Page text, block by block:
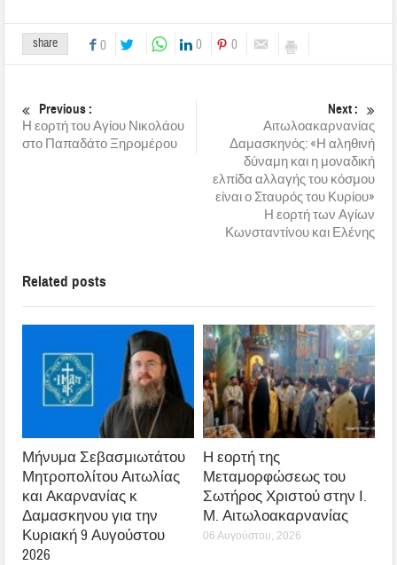
share 0 0 0
Previous :
Η εορτή του Αγίου Νικολάου
στο Παπαδάτο Ξηρομέρου
Next :
Αιτωλοακαρνανίας
Δαμασκηνός: «Η αληθινή
δύναμη και η μοναδική
ελπίδα αλλαγής του κόσμου
είναι ο Σταυρός του Κυρίου»
Η εορτή των Αγίων
Κωνσταντίνου και Ελένης
Related posts
Μήνυμα Σεβασμιωτάτου
Μητροπολίτου Αιτωλίας
και Ακαρνανίας κ
Δαμασκηνου για την
Κυριακή 9 Αυγούστου
2026
Η εορτή της
Μεταμορφώσεως του
Σωτήρος Χριστού στην Ι.
Μ. Αιτωλοακαρνανίας
06 Αυγούστου, 2026